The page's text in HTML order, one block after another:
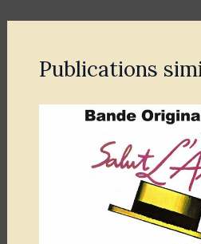
Publications